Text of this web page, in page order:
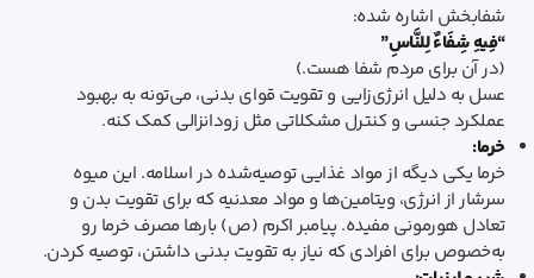
شفابخش اشاره شده:
“فِیهِ شِفَاءٌ لِلنَّاسِ”
(در آن برای مردم شفا هست.)
عسل به دلیل انرژی‌زایی و تقویت قوای بدنی، می‌تونه به بهبود
عملکرد جنسی و کنترل مشکلاتی مثل زودانزالی کمک کنه.
خرما:
خرما یکی دیگه از مواد غذایی توصیه‌شده در اسلامه. این میوه
سرشار از انرژی، ویتامین‌ها و مواد معدنیه که برای تقویت بدن و
تعادل هورمونی مفیده. پیامبر اکرم (ص) بارها مصرف خرما رو
به‌خصوص برای افرادی که نیاز به تقویت بدنی داشتن، توصیه کردن.